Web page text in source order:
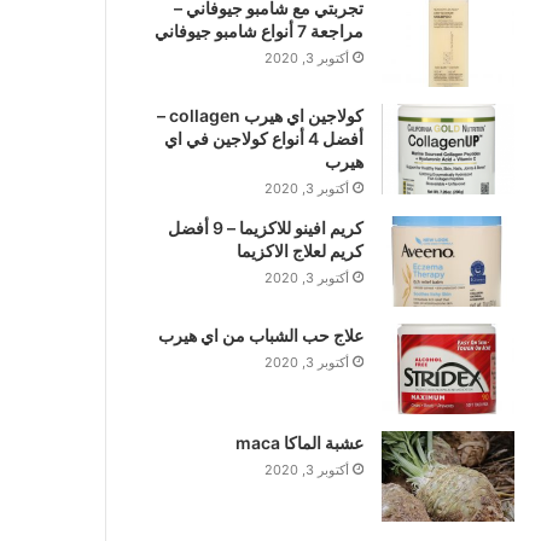
تجربتي مع شامبو جيوفاني –
مراجعة 7 أنواع شامبو جيوفاني
أكتوبر 3, 2020
كولاجين اي هيرب collagen –
أفضل 4 أنواع كولاجين في اي
هيرب
أكتوبر 3, 2020
كريم افينو للاكزيما – 9 أفضل
كريم لعلاج الاكزيما
أكتوبر 3, 2020
علاج حب الشباب من اي هيرب
أكتوبر 3, 2020
عشبة الماكا maca
أكتوبر 3, 2020